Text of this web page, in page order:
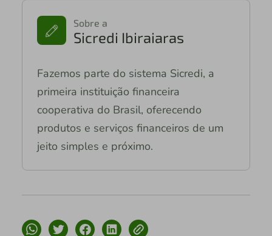
Sobre a
Sicredi Ibiraiaras
Fazemos parte do sistema Sicredi, a
primeira instituição financeira
cooperativa do Brasil, oferecendo
produtos e serviços financeiros de um
jeito simples e próximo.